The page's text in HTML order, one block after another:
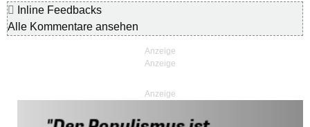
Inline Feedbacks
Alle Kommentare ansehen
Anzeige